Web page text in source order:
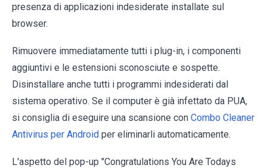
presenza di applicazioni indesiderate installate sul
browser.
Rimuovere immediatamente tutti i plug-in, i componenti
aggiuntivi e le estensioni sconosciute e sospette.
Disinstallare anche tutti i programmi indesiderati dal
sistema operativo. Se il computer è già infettato da PUA,
si consiglia di eseguire una scansione con Combo Cleaner
Antivirus per Android per eliminarli automaticamente.
L'aspetto del pop-up "Congratulations You Are Todays